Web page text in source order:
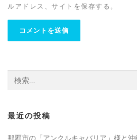
ルアドレス、サイトを保存する。
索:
最近の投稿
那覇市の「アンクルキャバリア」様と